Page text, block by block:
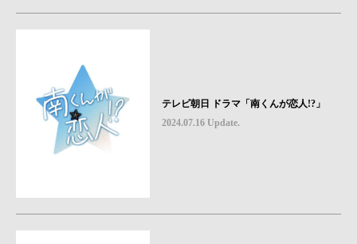
テレビ朝日 ドラマ「南くんが恋人!?」
2024.07.16 Update.